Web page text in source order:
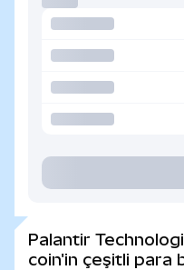
Palantir
coin'in çeşitli para